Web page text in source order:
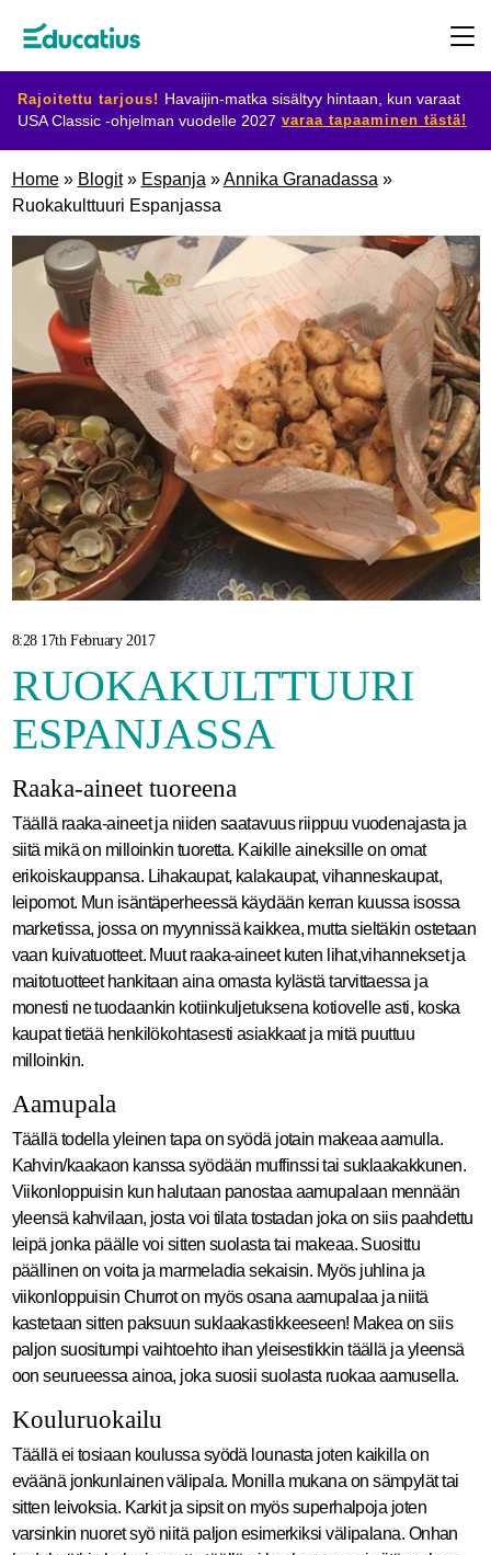
Rajoitettu tarjous! Havaijin-matka sisältyy hintaan, kun varaat
USA Classic -ohjelman vuodelle 2027 varaa tapaaminen tästä!
Ohjelmat
Suunnittele
vaihtosi
Ryhdy
isäntäperheeksi
Home» Blogit» Espanja »Annika Granadassa »
Ruokakulttuuri Espanjassa
8:28 17th February 2017
RUOKAKULTTUURI
ESPANJASSA
Raaka-aineet tuoreena
Täällä raaka-aineet ja niiden saatavuus riippuu vuodenajasta ja
siitä mikä on milloinkin tuoretta. Kaikille aineksille on omat
erikoiskauppansa. Lihakaupat, kalakaupat, vihanneskaupat,
leipomot. Mun isäntäperheessä käydään kerran kuussa isossa
marketissa, jossa on myynnissä kaikkea, mutta sieltäkin ostetaan
vaan kuivatuotteet. Muut raaka-aineet kuten lihat,vihannekset ja
maitotuotteet hankitaan aina omasta kylästä tarvittaessa ja
monesti ne tuodaankin kotiinkuljetuksena kotiovelle asti, koska
kaupat tietää henkilökohtasesti asiakkaat ja mitä puuttuu
milloinkin.
Aamupala
Täällä todella yleinen tapa on syödä jotain makeaa aamulla.
Kahvin/kaakaon kanssa syödään muffinssi tai suklaakakkunen.
Viikonloppuisin kun halutaan panostaa aamupalaan mennään
yleensä kahvilaan, josta voi tilata tostadan joka on siis paahdettu
leipä jonka päälle voi sitten suolasta tai makeaa. Suosittu
päällinen on voita ja marmeladia sekaisin. Myös juhlina ja
viikonloppuisin Churrot on myös osana aamupalaa ja niitä
kastetaan sitten paksuun suklaakastikkeeseen! Makea on siis
paljon suositumpi vaihtoehto ihan yleisestikkin täällä ja yleensä
oon seurueessa ainoa, joka suosii suolasta ruokaa aamusella.
Kouluruokailu
Täällä ei tosiaan koulussa syödä lounasta joten kaikilla on
eväänä jonkunlainen välipala. Monilla mukana on sämpylät tai
sitten leivoksia. Karkit ja sipsit on myös superhalpoja joten
varsinkin nuoret syö niitä paljon esimerkiksi välipalana. Onhan